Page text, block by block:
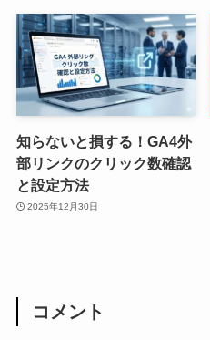
知らないと損する！GA4外
部リンクのクリック数確認
と設定方法
2025年12月30日
コメント